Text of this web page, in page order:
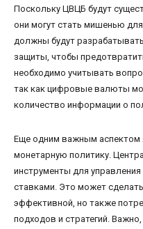
Поскольку ЦВЦБ будут
они могут стать мишенью
должны будут
защиты, чтобы
необходимо учитывать
так как цифровые валюты
количество информации о
Еще одним важным аспектом
монетарную политику.
инструменты для
ставками. Это может
эффективной, но также
подходов и стратегий.